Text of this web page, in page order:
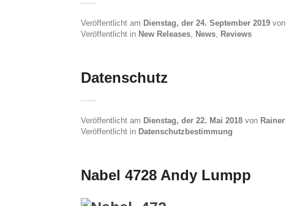
Veröffentlicht am Dienstag, der 24. September 2019 von
Veröffentlicht in New Releases, News, Reviews
Datenschutz
Veröffentlicht am Dienstag, der 22. Mai 2018 von Rainer
Veröffentlicht in Datenschutzbestimmung
Nabel 4728 Andy Lumpp